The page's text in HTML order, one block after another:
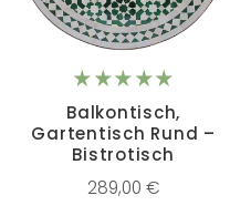
Balkontisch,
Gartentisch Rund –
Bistrotisch
289,00 €